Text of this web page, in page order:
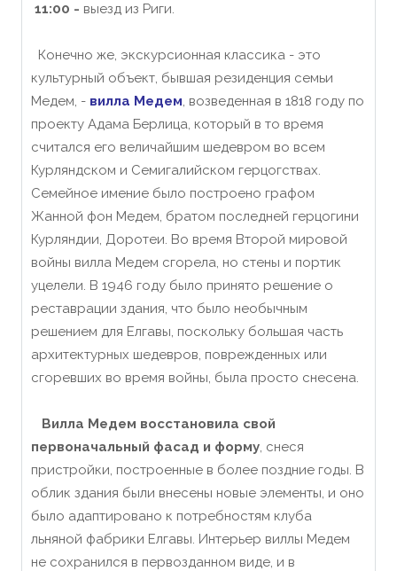
11:00 - выезд из Риги.
Конечно же, экскурсионная классика - это
культурный объект, бывшая резиденция семьи
Медем, - вилла Медем, возведенная в 1818 году по
проекту Адама Берлица, который в то время
считался его величайшим шедевром во всем
Курляндском и Семигалийском герцогствах.
Семейное имение было построено графом
Жанной фон Медем, братом последней герцогини
Курляндии, Доротеи. Во время Второй мировой
войны вилла Медем сгорела, но стены и портик
уцелели. В 1946 году было принято решение о
реставрации здания, что было необычным
решением для Елгавы, поскольку большая часть
архитектурных шедевров, поврежденных или
сгоревших во время войны, была просто снесена.
Вилла Медем восстановила свой
первоначальный фасад и форму, снеся
пристройки, построенные в более поздние годы. В
облик здания были внесены новые элементы, и оно
было адаптировано к потребностям клуба
льняной фабрики Елгавы. Интерьер виллы Медем
не сохранился в первозданном виде, и в